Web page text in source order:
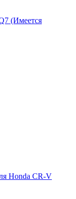
(Имеется
Honda CR-V